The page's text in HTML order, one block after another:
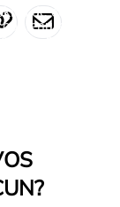
de ce site
et les
de médias